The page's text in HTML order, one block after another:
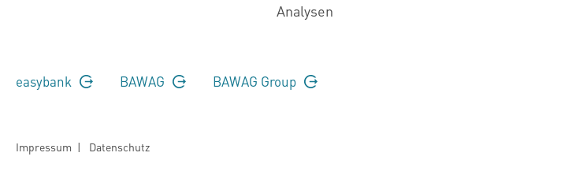
Analysen
easybank BAWAG BAWAG Group
Impressum | Datenschutz